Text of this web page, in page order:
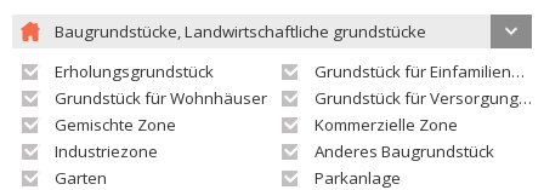
Baugrundstücke, Landwirtschaftliche grundstücke
Erholungsgrundstück
Grundstück für Einfamilienhäuser
Grundstück für Wohnhäuser
Grundstück für Versorgungseinrichtungen
Gemischte Zone
Kommerzielle Zone
Industriezone
Anderes Baugrundstück
Garten
Parkanlage